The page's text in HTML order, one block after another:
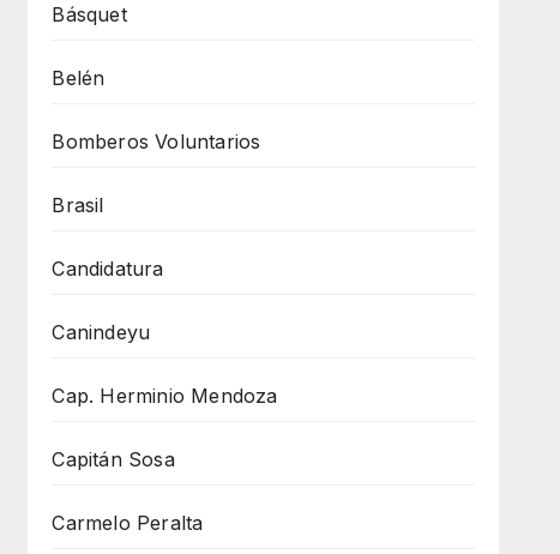
Básquet
Belén
Bomberos Voluntarios
Brasil
Candidatura
Canindeyu
Cap. Herminio Mendoza
Capitán Sosa
Carmelo Peralta